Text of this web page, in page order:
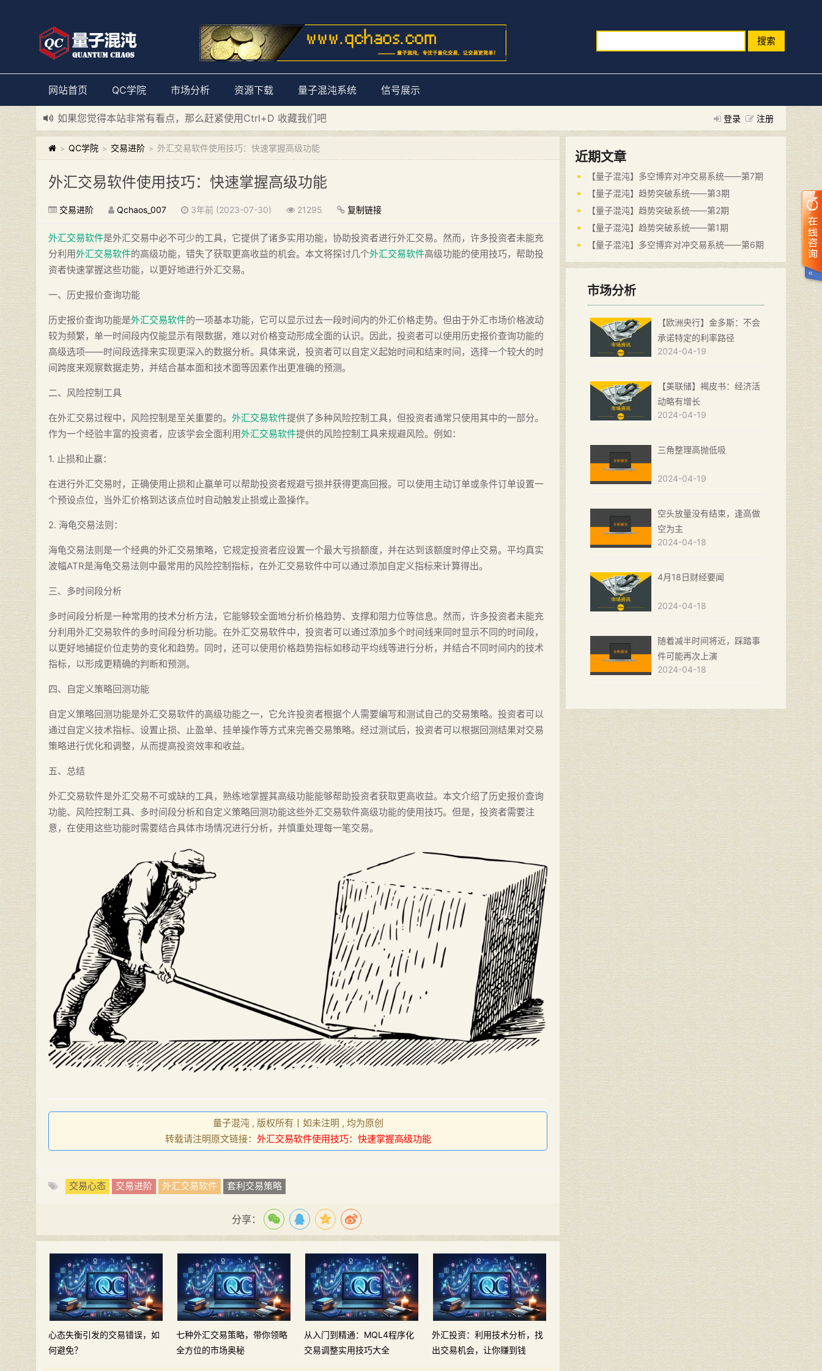
搜索
网站首页 QC学院 市场分析 资源下载 量子混沌系统 信号展示
登录 注册
如果您觉得本站非常有看点，那么赶紧使用Ctrl+D 收藏我们吧
新添加量子混沌系统板块，欢迎大家访问！---“量子混沌系统”
> QC学院 > 交易进阶 > 外汇交易软件使用技巧：快速掌握高级功能
外汇交易软件使用技巧：快速掌握高级功能
交易进阶 Qchaos_007 3年前 (2023-07-30) 21295 复制链接
外汇交易软件是外汇交易中必不可少的工具，它提供了诸多实用功能，协助投资者进行外汇交易。然而，许多投资者未能充
分利用外汇交易软件的高级功能，错失了获取更高收益的机会。本文将探讨几个外汇交易软件高级功能的使用技巧，帮助投
资者快速掌握这些功能，以更好地进行外汇交易。
一、历史报价查询功能
历史报价查询功能是外汇交易软件的一项基本功能，它可以显示过去一段时间内的外汇价格走势。但由于外汇市场价格波动
较为频繁，单一时间段内仅能显示有限数据，难以对价格变动形成全面的认识。因此，投资者可以使用历史报价查询功能的
高级选项——时间段选择来实现更深入的数据分析。具体来说，投资者可以自定义起始时间和结束时间，选择一个较大的时
间跨度来观察数据走势，并结合基本面和技术面等因素作出更准确的预测。
二、风险控制工具
在外汇交易过程中，风险控制是至关重要的。 外汇交易软件提供了多种风险控制工具，但投资者通常只使用其中的一部分。
作为一个经验丰富的投资者，应该学会全面利用外汇交易软件提供的风险控制工具来规避风险。例如：
1. 止损和止赢：
在进行外汇交易时，正确使用止损和止赢单可以帮助投资者规避亏损并获得更高回报。可以使用主动订单或条件订单设置一
个预设点位，当外汇价格到达该点位时自动触发止损或止盈操作。
2. 海龟交易法则：
海龟交易法则是一个经典的外汇交易策略，它规定投资者应设置一个最大亏损额度，并在达到该额度时停止交易。平均真实
波幅ATR是海龟交易法则中最常用的风险控制指标，在外汇交易软件中可以通过添加自定义指标来计算得出。
三、多时间段分析
多时间段分析是一种常用的技术分析方法，它能够较全面地分析价格趋势、支撑和阻力位等信息。然而，许多投资者未能充
分利用外汇交易软件的多时间段分析功能。在外汇交易软件中，投资者可以通过添加多个时间线来同时显示不同的时间段，
以更好地捕捉价位走势的变化和趋势。同时，还可以使用价格趋势指标如移动平均线等进行分析，并结合不同时间内的技术
指标，以形成更精确的判断和预测。
四、自定义策略回测功能
自定义策略回测功能是外汇交易软件的高级功能之一，它允许投资者根据个人需要编写和测试自己的交易策略。投资者可以
通过自定义技术指标、设置止损、止盈单、挂单操作等方式来完善交易策略。经过测试后，投资者可以根据回测结果对交易
策略进行优化和调整，从而提高投资效率和收益。
五、总结
外汇交易软件是外汇交易不可或缺的工具，熟练地掌握其高级功能能够帮助投资者获取更高收益。本文介绍了历史报价查询
功能、风险控制工具、多时间段分析和自定义策略回测功能这些外汇交易软件高级功能的使用技巧。但是，投资者需要注
意，在使用这些功能时需要结合具体市场情况进行分析，并慎重处理每一笔交易。
量子混沌 , 版权所有丨如未注明 , 均为原创
转载请注明原文链接： 外汇交易软件使用技巧：快速掌握高级功能
交易心态 交易进阶 外汇交易软件 套利交易策略
分享：
心态失衡引发的交易错误，如
何避免？
七种外汇交易策略，带你领略
全方位的市场奥秘
从入门到精通：MQL4程序化
交易调整实用技巧大全
外汇投资：利用技术分析，找
出交易机会，让你赚到钱
近期文章
【量子混沌】多空博弈对冲交易系统——第7期
【量子混沌】趋势突破系统——第3期
【量子混沌】趋势突破系统——第2期
【量子混沌】趋势突破系统——第1期
【量子混沌】多空博弈对冲交易系统——第6期
市场分析
【欧洲央行】金多斯：不会
承诺特定的利率路径
2024-04-19
【美联储】褐皮书：经济活
动略有增长
2024-04-19
三角整理高抛低吸
2024-04-19
空头放量没有结束，逢高做
空为主
2024-04-18
4月18日财经要闻
2024-04-18
随着减半时间将近，踩踏事
件可能再次上演
2024-04-18